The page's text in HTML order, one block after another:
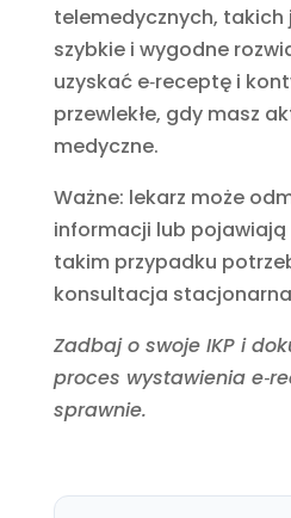
telemedycznych, takich
szybkie i wygodne
uzyskać e‑receptę i
przewlekłe, gdy masz
medyczne.
Ważne: lekarz może
informacji lub pojawiają
takim przypadku
konsultacja
Zadbaj o swoje IKP i
proces wystawienia
sprawnie.